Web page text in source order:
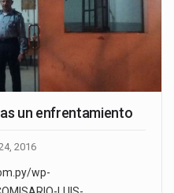
un enfrentamiento
2016
wp-